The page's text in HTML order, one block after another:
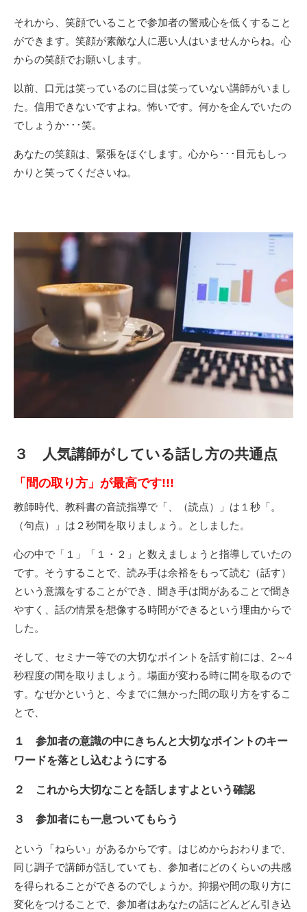
それから、笑顔でいることで参加者の警戒心を低くすること
ができます。笑顔が素敵な人に悪い人はいませんからね。心
からの笑顔でお願いします。
以前、口元は笑っているのに目は笑っていない講師がいまし
た。信用できないですよね。怖いです。何かを企んでいたの
でしょうか･･･笑。
あなたの笑顔は、緊張をほぐします。心から･･･目元もしっ
かりと笑ってくださいね。
３ 人気講師がしている話し方の共通点
「間の取り方」が最高です!!!
教師時代、教科書の音読指導で「、（読点）」は１秒「。
（句点）」は２秒間を取りましょう。としました。
心の中で「１」「１・２」と数えましょうと指導していたの
です。そうすることで、読み手は余裕をもって読む（話す）
という意識をすることができ、聞き手は間があることで聞き
やすく、話の情景を想像する時間ができるという理由からで
した。
そして、セミナー等での大切なポイントを話す前には、2～4
秒程度の間を取りましょう。場面が変わる時に間を取るので
す。なぜかというと、今までに無かった間の取り方をするこ
とで、
１ 参加者の意識の中にきちんと大切なポイントのキー
ワードを落とし込むようにする
２ これから大切なことを話しますよという確認
３ 参加者にも一息ついてもらう
という「ねらい」があるからです。はじめからおわりまで、
同じ調子で講師が話していても、参加者にどのくらいの共感
を得られることができるのでしょうか。抑揚や間の取り方に
変化をつけることで、参加者はあなたの話にどんどん引き込